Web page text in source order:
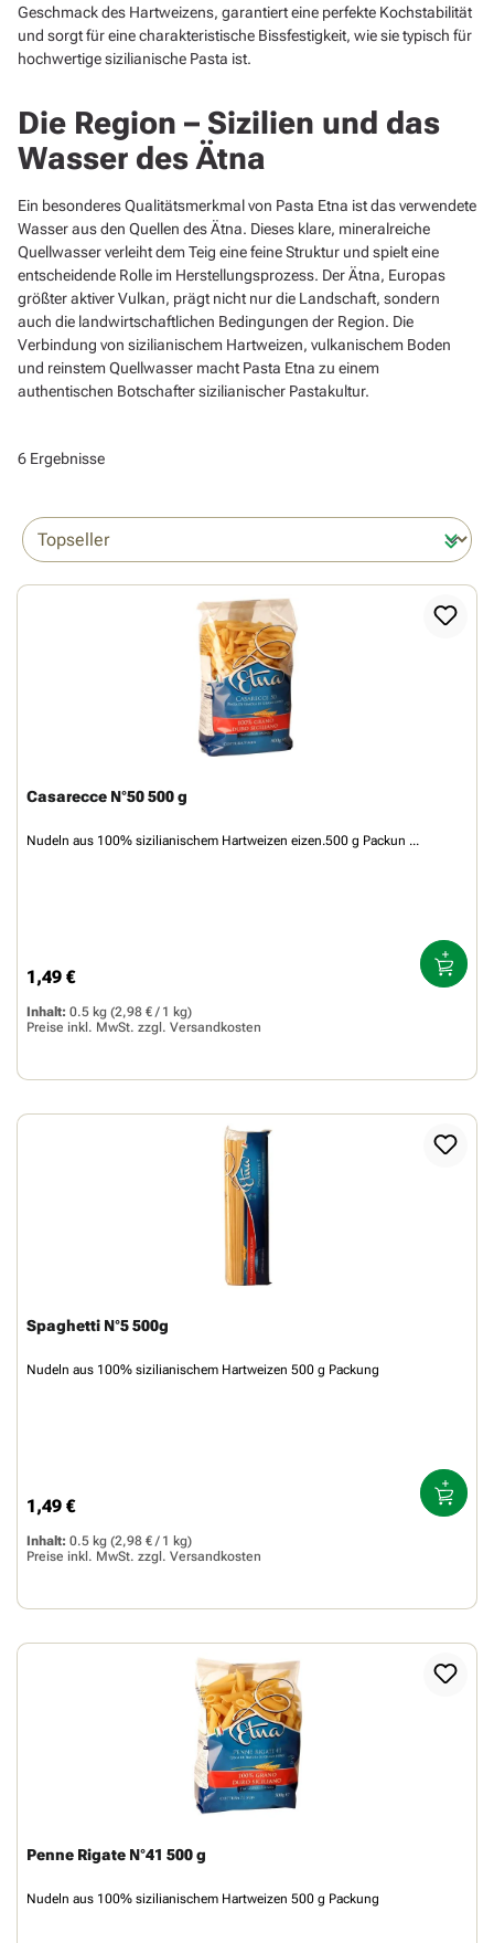
Geschmack des Hartweizens, garantiert eine perfekte Kochstabilität
und sorgt für eine charakteristische Bissfestigkeit, wie sie typisch für
hochwertige sizilianische Pasta ist.
Die Region – Sizilien und das
Wasser des Ätna
Ein besonderes Qualitätsmerkmal von Pasta Etna ist das verwendete
Wasser aus den Quellen des Ätna. Dieses klare, mineralreiche
Quellwasser verleiht dem Teig eine feine Struktur und spielt eine
entscheidende Rolle im Herstellungsprozess. Der Ätna, Europas
größter aktiver Vulkan, prägt nicht nur die Landschaft, sondern
auch die landwirtschaftlichen Bedingungen der Region. Die
Verbindung von sizilianischem Hartweizen, vulkanischem Boden
und reinstem Quellwasser macht Pasta Etna zu einem
authentischen Botschafter sizilianischer Pastakultur.
6 Ergebnisse
Casarecce N°50 500 g
Nudeln aus 100% sizilianischem Hartweizen eizen.500 g Packun ...
Regulärer Preis:
1,49 €
Inhalt: 0.5 kg (2,98 € / 1 kg)
Preise inkl. MwSt. zzgl. Versandkosten
Spaghetti N°5 500g
Nudeln aus 100% sizilianischem Hartweizen 500 g Packung
Regulärer Preis:
1,49 €
Inhalt: 0.5 kg (2,98 € / 1 kg)
Preise inkl. MwSt. zzgl. Versandkosten
Penne Rigate N°41 500 g
Nudeln aus 100% sizilianischem Hartweizen 500 g Packung